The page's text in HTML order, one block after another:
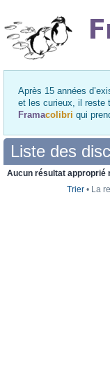
Après 15 années
et les curieux, il reste
Framacolibri qui
Liste des
Aucun résultat approprié
Trier • La